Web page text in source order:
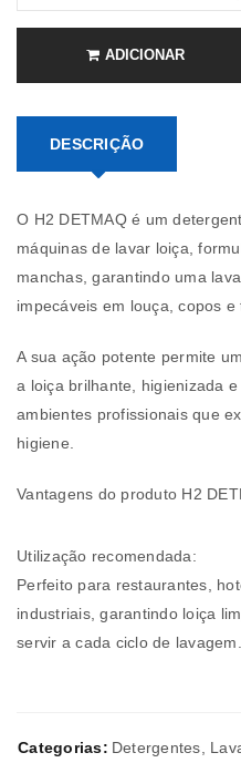
ADICIONAR
DESCRIÇÃO
O H2 DETMAQ é um
máquinas de lavar loiça,
manchas, garantindo uma
impecáveis em louça, copos e
A sua ação potente permite
a loiça brilhante, higienizada
ambientes profissionais que
higiene.
Vantagens do produto H2
Utilização recomendada:
Perfeito para restaurantes,
industriais, garantindo loiça
servir a cada ciclo de lavagem.
Categorias: Detergentes,